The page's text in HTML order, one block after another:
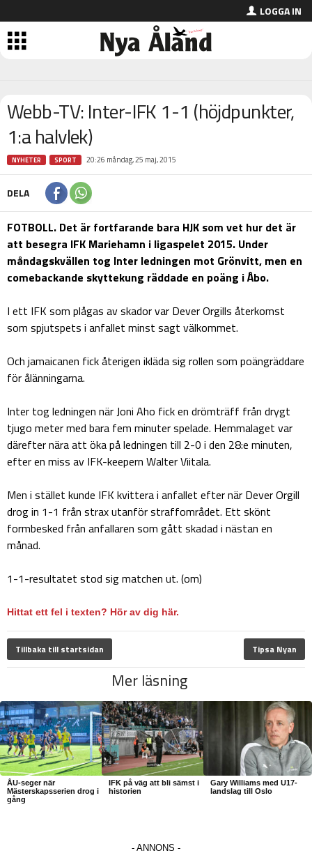
LOGGA IN
Webb-TV: Inter-IFK 1-1 (höjdpunkter,
1:a halvlek)
NYHETER SPORT 20:26 måndag, 25 maj, 2015
DELA
FOTBOLL. Det är fortfarande bara HJK som vet hur det är
att besegra IFK Mariehamn i ligaspelet 2015. Under
måndagskvällen tog Inter ledningen mot Grönvitt, men en
comebackande skyttekung räddade en poäng i Åbo.
I ett IFK som plågas av skador var Dever Orgills återkomst
som spjutspets i anfallet minst sagt välkommet.
Och jamaicanen fick återigen ikläda sig rollen som poängräddare
för ålänningarna.
Inter tog ledningen när Joni Aho fick en drömträff från drygt
tjugo meter med bara fem minuter spelade. Hemmalaget var
därefter nära att öka på ledningen till 2-0 i den 28:e minuten,
efter en miss av IFK-keepern Walter Viitala.
Men i stället kunde IFK kvittera i anfallet efter när Dever Orgill
drog in 1-1 från strax utanför straffområdet. Ett skönt
formbesked från anfallaren som gått skadad i nästan en
månad.
1-1-resultatet stod sig matchen ut. (om)
Hittat ett fel i texten? Hör av dig här.
Tillbaka till startsidan Tipsa Nyan
Mer läsning
ÅU-seger när
Mästerskapsserien drog i
gång
IFK på väg att bli sämst i
historien
Gary Williams med U17-
landslag till Oslo